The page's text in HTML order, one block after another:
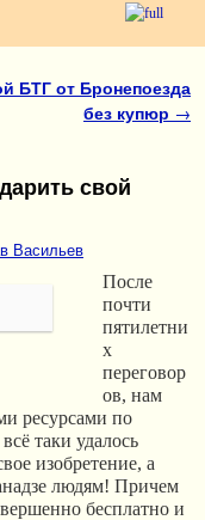
БТГ от Бронепоезда
без купюр →
свой
Васильев
После
почти
пятилетни
х
переговор
ов, нам
ресурсами по
таки удалось
изобретение, а
людям! Причем
бесплатно и